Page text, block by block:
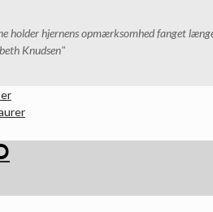
holder hjernens opmærksomhed fanget
Knudsen"